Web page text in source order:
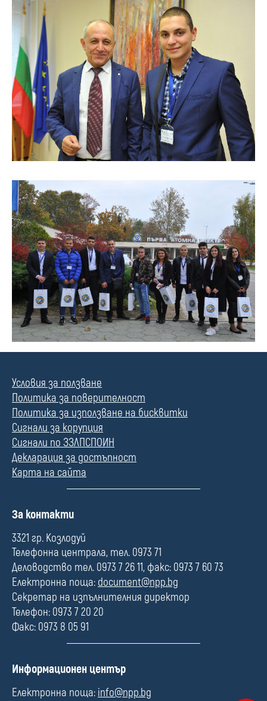
Условия за ползване
Политика за поверителност
Политика за използване на бисквитки
Сигнали за корупция
Сигнали по ЗЗЛПСПОИН
Декларация за достъпност
Карта на сайта
П
л
е
За контакти
3321 гр. Козлодуй
Телефонна централа, тел. 0973 71
Деловодство тел. 0973 7 26 11, факс: 0973 7 60 73
Електронна поща: document@npp.bg
Секретар на изпълнителния директор
Телефон: 0973 7 20 20
Факс: 0973 8 05 91
П
л
Информационен център
Електронна поща: info@npp.bg